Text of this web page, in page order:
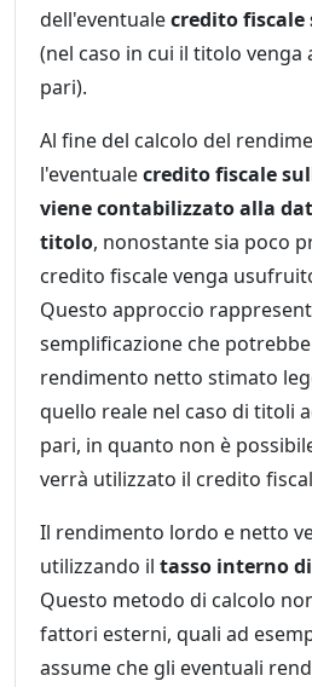
dell'eventualecredito fiscale
(nel caso in cui il titolo venga
pari).
Al fine del calcolo del
l'eventualecredito fiscale
viene contabilizzato alla
titolo, nonostante sia poco
credito fiscale venga
Questo approccio
semplificazione che
rendimento netto stimato
quello reale nel caso di titoli
pari, in quanto non è
verrà utilizzato il credito
Il rendimento lordo e netto
utilizzando il tasso interno
Questo metodo di calcolo
fattori esterni, quali ad
assume che gli eventuali